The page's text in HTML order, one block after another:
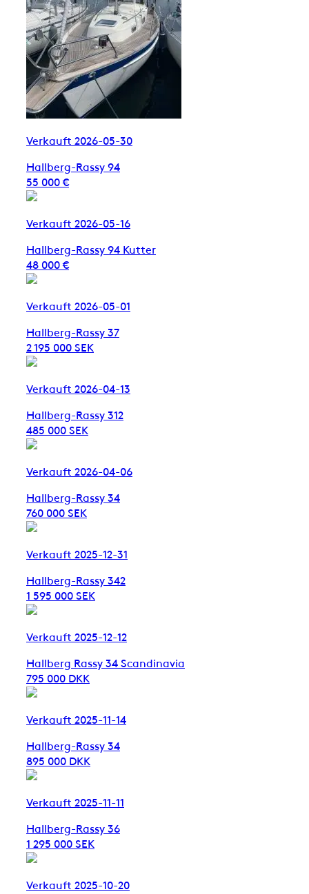
Verkauft 2026-05-30
Hallberg-Rassy 94
55 000 €
Verkauft 2026-05-16
Hallberg-Rassy 94 Kutter
48 000 €
Verkauft 2026-05-01
Hallberg-Rassy 37
2 195 000 SEK
Verkauft 2026-04-13
Hallberg-Rassy 312
485 000 SEK
Verkauft 2026-04-06
Hallberg-Rassy 34
760 000 SEK
Verkauft 2025-12-31
Hallberg-Rassy 342
1 595 000 SEK
Verkauft 2025-12-12
Hallberg Rassy 34 Scandinavia
795 000 DKK
Verkauft 2025-11-14
Hallberg-Rassy 34
895 000 DKK
Verkauft 2025-11-11
Hallberg-Rassy 36
1 295 000 SEK
Verkauft 2025-10-20